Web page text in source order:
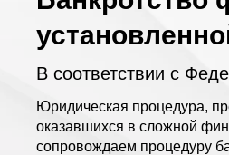
В соответствии с
Юридическая процедура,
оказавшихся в сложной
сопровождаем процедуру